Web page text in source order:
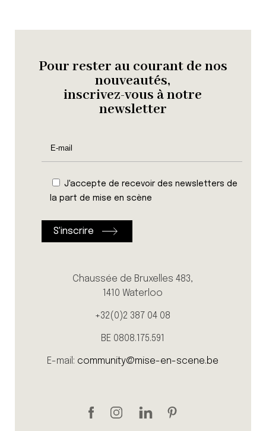
Pour rester au courant de nos
nouveautés,
inscrivez-vous à notre
newsletter
J'accepte de recevoir des newsletters de
la part de mise en scène
Chaussée de Bruxelles 483,
1410 Waterloo
+32(0)2 387 04 08
BE 0808.175.591
E-mail: community@mise-en-scene.be